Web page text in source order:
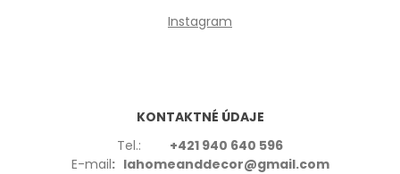
Instagram
KONTAKTNÉ ÚDAJE
Tel.: +421 940 640 596
E-mail: lahomeanddecor@gmail.com